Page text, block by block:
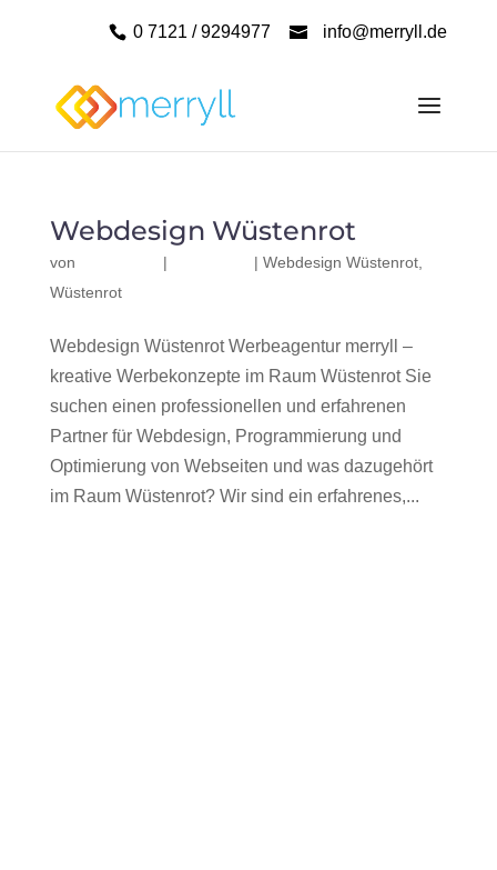
0 7121 / 9294977 info@merryll.de
Webdesign Wüstenrot
von | | Webdesign Wüstenrot,
Wüstenrot
Webdesign Wüstenrot Werbeagentur merryll –
kreative Werbekonzepte im Raum Wüstenrot Sie
suchen einen professionellen und erfahrenen
Partner für Webdesign, Programmierung und
Optimierung von Webseiten und was dazugehört
im Raum Wüstenrot? Wir sind ein erfahrenes,...